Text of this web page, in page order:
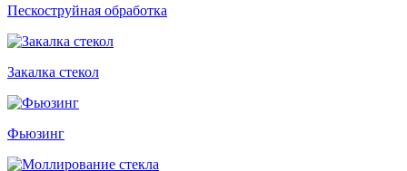
Пескоструйная обработка
Закалка стекол
Фьюзинг